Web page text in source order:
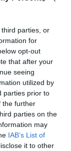
parties, or
for
opt-out
that after your
seeing
utilized by
parties prior to
the further
parties on the
may
IAB’s List of
it to other
per animali